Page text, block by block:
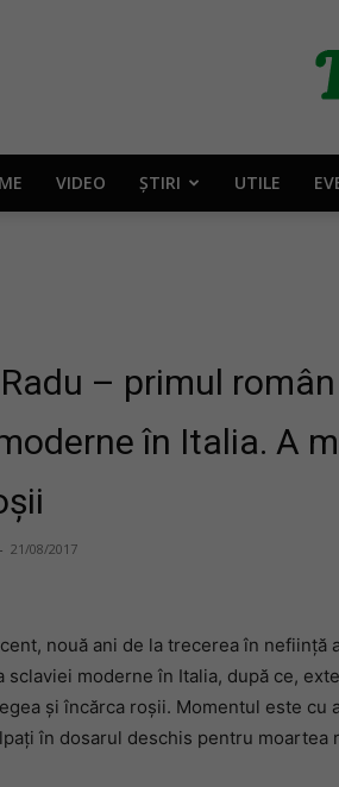
VIDEO ȘTIRI UTILE
– primul
în Italia. A
- 21/08/2017
nouă ani de la trecerea în neființă
sclaviei moderne în Italia, după ce,
și încărca roșii. Momentul este cu
în dosarul deschis pentru moartea